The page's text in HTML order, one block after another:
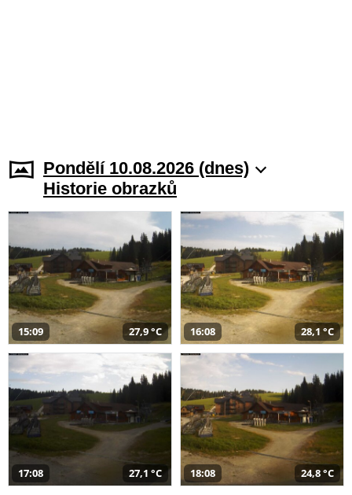
Pondělí 10.08.2026 (dnes)
Historie obrazků
15:09 27,9 °C 16:08 28,1 °C
17:08 27,1 °C 18:08 24,8 °C